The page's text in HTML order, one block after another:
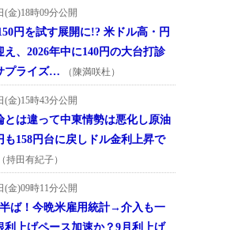
(金)18時09分公開
円を試す展開に!? 米ドル高・円
え、2026年中に140円の大台打診
プライズ…
（陳満咲杜）
(金)15時43分公開
とは違って中東情勢は悪化し原油
も158円台に戻しドル金利上昇で
（持田有紀子）
(金)09時11分公開
半ば！今晩米雇用統計→介入も一
利上げペース加速か？9月利上げ